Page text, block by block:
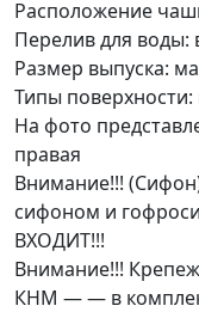
Расположение
Перелив для воды:
Размер выпуска:
Типы поверхности:
На фото
правая
Внимание!!!
сифоном и
ВХОДИТ!!!
Внимание!!!
КНМ — — в